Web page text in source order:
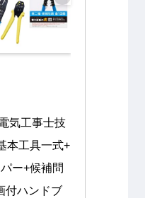
気工事士技
本工具一式+
ー+候補問
付ハンドブ